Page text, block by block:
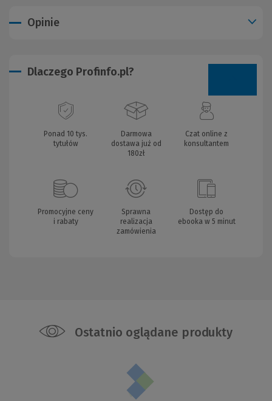
Opinie
Dlaczego Profinfo.pl?
Ponad 10 tys.
tytułów
Darmowa
dostawa już od
180zł
Czat online z
konsultantem
Promocyjne ceny
i rabaty
Sprawna
realizacja
zamówienia
Dostęp do
ebooka w 5 minut
Ostatnio oglądane produkty